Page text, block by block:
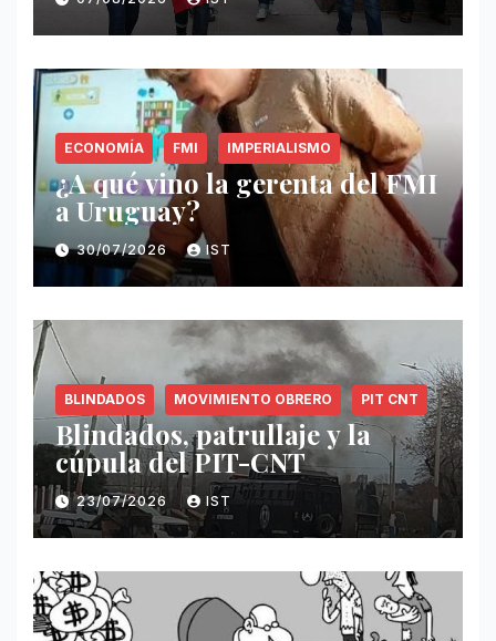
ECONOMÍA FMI IMPERIALISMO
¿A qué vino la gerenta del FMI
a Uruguay?
30/07/2026 IST
BLINDADOS MOVIMIENTO OBRERO PIT CNT
Blindados, patrullaje y la
cúpula del PIT-CNT
23/07/2026 IST